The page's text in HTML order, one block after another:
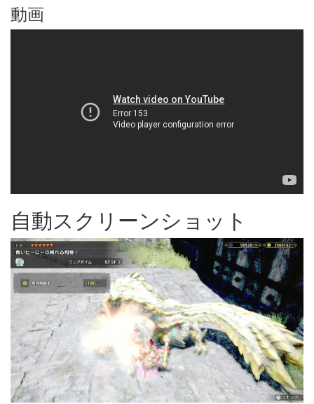
動画
自動スクリーンショット